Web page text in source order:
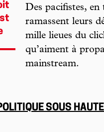
Des pacifistes,
ramassent leurs
mille lieues du
qu’aiment à
mainstream.
SOUS